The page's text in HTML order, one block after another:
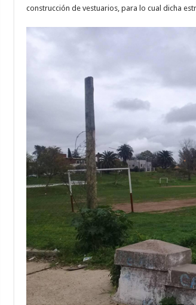
construcción de vestuarios, para lo cual dicha